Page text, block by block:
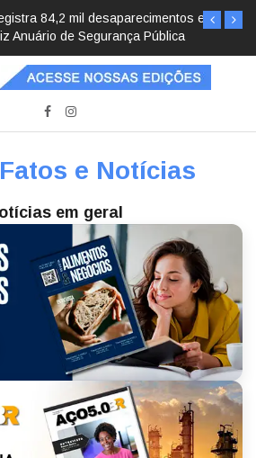
84,2 mil desaparecimentos em
Anuário de Segurança Pública
e Notícias
em geral